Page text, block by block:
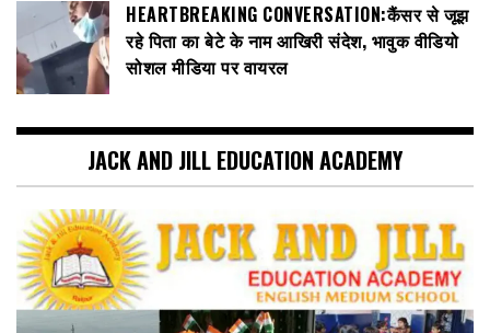
HEARTBREAKING CONVERSATION:कैंसर से जूझ
रहे पिता का बेटे के नाम आखिरी संदेश, भावुक वीडियो
सोशल मीडिया पर वायरल
JACK AND JILL EDUCATION ACADEMY